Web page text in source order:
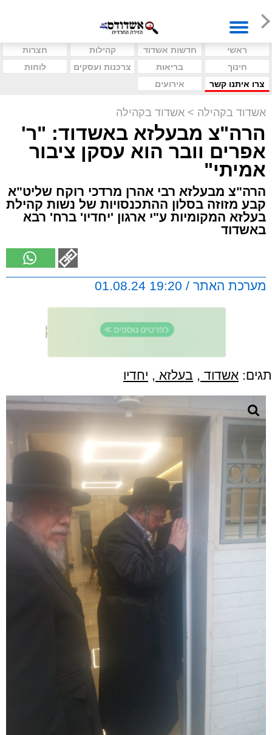
ראשי חדשות אשדוד קהילות
חצרות
חינוך
בריאות צרכנות ועסקים
לוחות
צרו איתנו קשר
אירועים
אשדוד בקהילה > אשדוד בקהילה
הרה"צ מבעלזא באשדוד: "ר'
אפרים וובר הוא עסקן ציבור
אמיתי"
הרה"צ מבעלזא רבי אהרן מרדכי רוקח שליט"א
קבע מזוזה בסלון ההתכנסויות של נשות קהילת
בעלזא המקומיות ע"י ארגון 'יחדיו' ברח' רבא
באשדוד
מערכת האתר / 19:20 01.08.24
תגים: אשדוד , בעלזא , יחדיו